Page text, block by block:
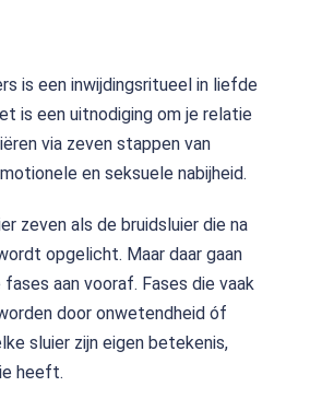
is een inwijdingsritueel in liefde
is een uitnodiging om je relatie
via zeven stappen van
en seksuele nabijheid.
zeven als de bruidsluier die na
opgelicht. Maar daar gaan
aan vooraf. Fases die vaak
door onwetendheid óf
sluier zijn eigen betekenis,
heeft.